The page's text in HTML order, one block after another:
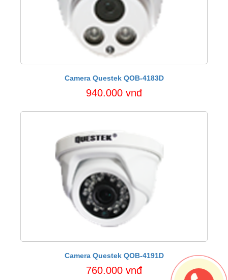
Camera Questek QOB-4183D
940.000 vnđ
Camera Questek QOB-4191D
760.000 vnđ